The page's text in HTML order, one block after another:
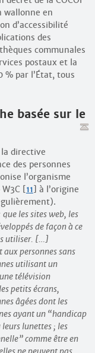
wallonne en
d’accessibilité
des
communales
postaux et la
% par l’État, tous
basée sur le
directive
des personnes
l’organisme
[11] à l’origine
que les sites web, les
de façon à ce
utiliser. […]
personnes sans
utilisant un
télévision
petits écrans,
âgées dont les
ayant un “handicap
lunettes ; les
comme être en